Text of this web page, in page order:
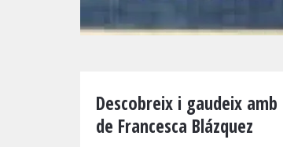
Descobreix i gaudeix
de Francesca Blázquez